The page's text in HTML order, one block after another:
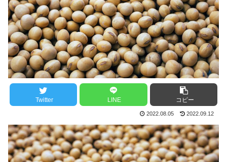
Twitter LINE コピー
2022.08.05 2022.09.12